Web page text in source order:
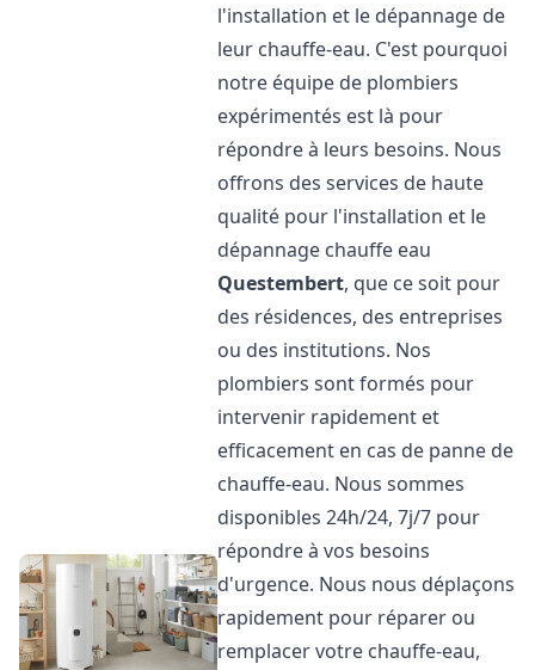
l'installation et le dépannage de
leur chauffe-eau. C'est pourquoi
notre équipe de plombiers
expérimentés est là pour
répondre à leurs besoins. Nous
offrons des services de haute
qualité pour l'installation et le
dépannage chauffe eau
Questembert, que ce soit pour
des résidences, des entreprises
ou des institutions. Nos
plombiers sont formés pour
intervenir rapidement et
efficacement en cas de panne de
chauffe-eau. Nous sommes
disponibles 24h/24, 7j/7 pour
répondre à vos besoins
d'urgence. Nous nous déplaçons
rapidement pour réparer ou
remplacer votre chauffe-eau,